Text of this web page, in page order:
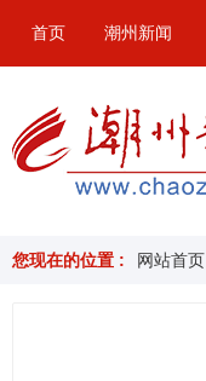
首页 潮州新闻
您现在的位置 : 网站首页